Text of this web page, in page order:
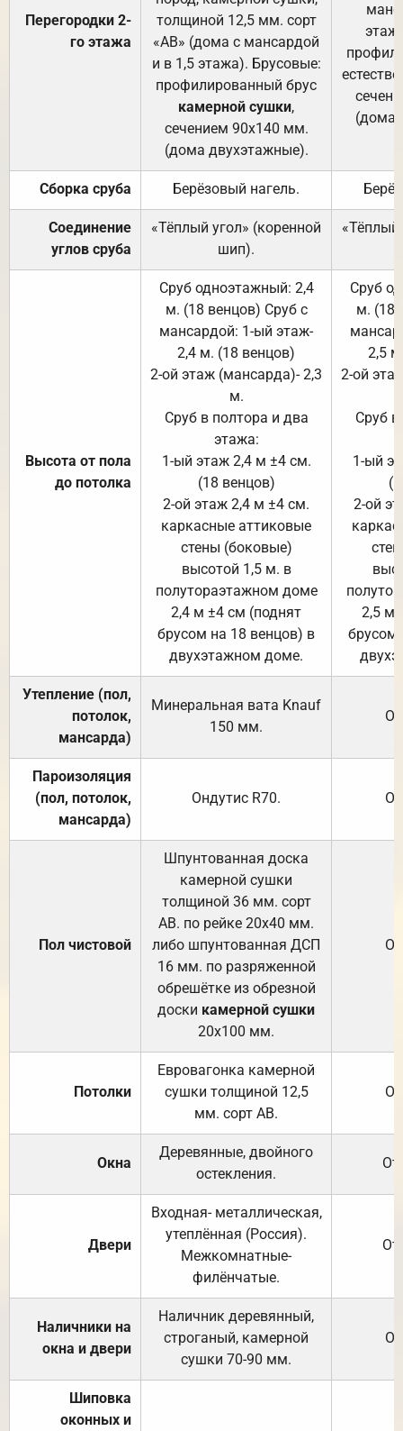
Перегородки 2-
го этажа
толщиной 12,5 мм. сорт
«АВ» (дома с мансардой
и в 1,5 этажа). Брусовые:
профилированный брус
камерной сушки,
сечением 90х140 мм.
(дома двухэтажные).
(дома
Сборка сруба Берёзовый нагель.
Соединение
углов сруба
«Тёплый угол» (коренной
шип).
«Тёплый
Высота от пола
до потолка
Сруб одноэтажный: 2,4
м. (18 венцов) Сруб с
мансардой: 1-ый этаж-
2,4 м. (18 венцов)
2-ой этаж (мансарда)- 2,3
м.
Сруб в полтора и два
этажа:
1-ый этаж 2,4 м ±4 см.
(18 венцов)
2-ой этаж 2,4 м ±4 см.
каркасные аттиковые
стены (боковые)
высотой 1,5 м. в
полутораэтажном доме
2,4 м ±4 см (поднят
брусом на 18 венцов) в
двухэтажном доме.
Сруб
м. (18
2,5
2-ой
Сруб
1-ый
2-ой
2,5 м
брусом
Утепление (пол,
потолок,
мансарда)
Минеральная вата Knauf
150 мм.
Пароизоляция
(пол, потолок,
мансарда)
Ондутис R70.
Пол чистовой
Шпунтованная доска
камерной сушки
толщиной 36 мм. сорт
АВ. по рейке 20х40 мм.
либо шпунтованная ДСП
16 мм. по разряженной
обрешётке из обрезной
доски камерной сушки
20х100 мм.
Потолки
Евровагонка камерной
сушки толщиной 12,5
мм. сорт АВ.
Окна
Деревянные, двойного
остекления.
Двери
Входная- металлическая,
утеплённая (Россия).
Межкомнатные-
филёнчатые.
Наличники на
окна и двери
Наличник деревянный,
строганый, камерной
сушки 70-90 мм.
Шиповка
оконных и